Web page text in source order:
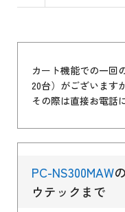
カート機能での一回
20台）がございます
その際は直接お電話
PC-NS300MAW
ウテックまで